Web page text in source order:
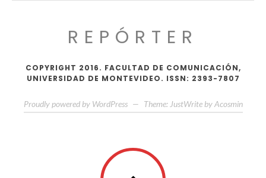
REPÓRTER
COPYRIGHT 2016. FACULTAD DE COMUNICACIÓN,
UNIVERSIDAD DE MONTEVIDEO. ISSN: 2393-7807
Proudly powered by WordPress — Theme: JustWrite by Acosmin